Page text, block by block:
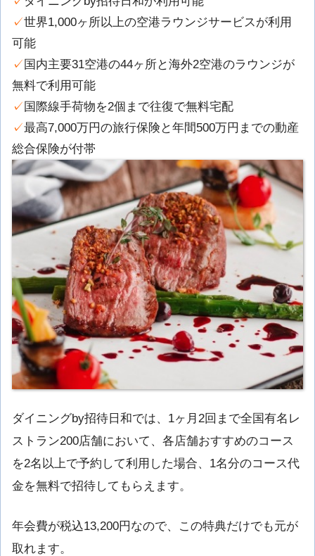
✓世界1,000ヶ所以上の空港ラウンジサービスが利用
可能
✓ 国内主要31空港の44ヶ所と海外2空港のラウンジが
無料で利用可能
✓ 国際線手荷物を2個まで往復で無料宅配
✓最高7,000万円の旅行保険と年間500万円までの動産
総合保険が付帯
ダイニングby招待日和では、1ヶ月2回まで全国有名レ
ストラン200店舗において、各店舗おすすめのコース
を2名以上で予約して利用した場合、1名分のコース代
金を無料で招待してもらえます。
年会費が税込13,200円なので、この特典だけでも元が
取れます。